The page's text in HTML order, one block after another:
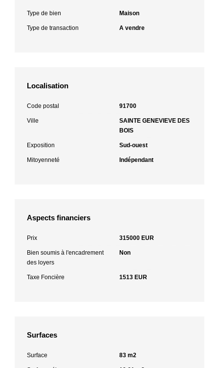
Type de bien Maison
Type de transaction A vendre
Localisation
Code postal 91700
Ville
SAINTE GENEVIEVE DES
BOIS
Exposition Sud-ouest
Mitoyenneté Indépendant
Aspects financiers
Prix 315000 EUR
Bien soumis à l'encadrement
des loyers
Non
Taxe Foncière 1513 EUR
Surfaces
Surface 83 m2